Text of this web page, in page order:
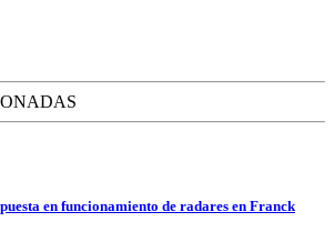
en funcionamiento de radares en Franck